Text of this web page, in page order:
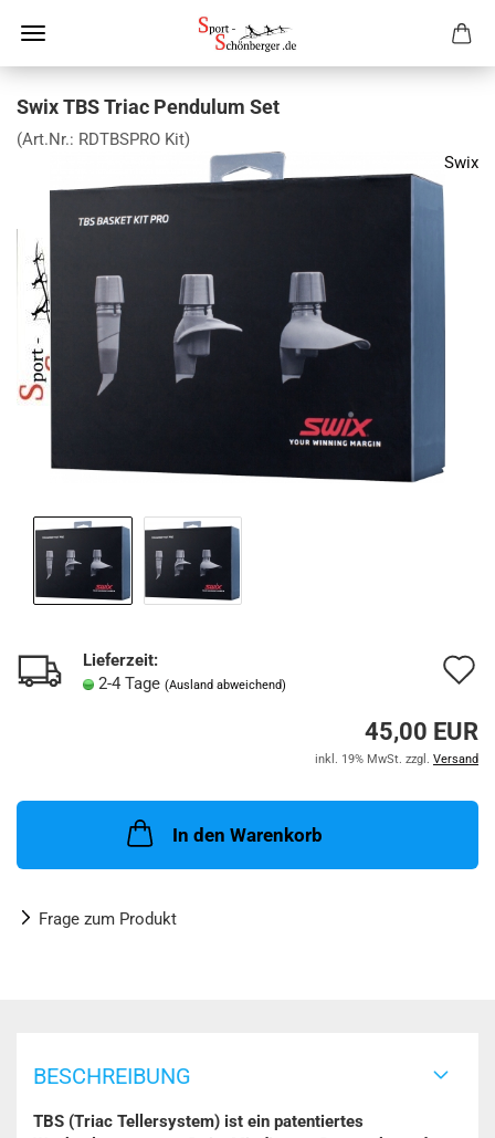
Swix TBS Triac Pendulum Set
(Art.Nr.: RDTBSPRO Kit)
Swix
Lieferzeit:
2-4 Tage (Ausland abweichend)
45,00 EUR
inkl. 19% MwSt. zzgl. Versand
In den Warenkorb
Frage zum Produkt
BESCHREIBUNG
TBS (Triac Tellersystem) ist ein patentiertes